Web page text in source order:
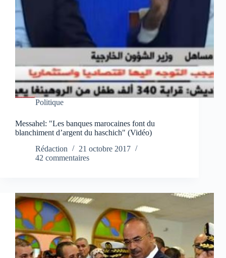
Politique
Messahel: "Les banques marocaines font du
blanchiment d’argent du haschich" (Vidéo)
Rédaction
21 octobre 2017
42 commentaires